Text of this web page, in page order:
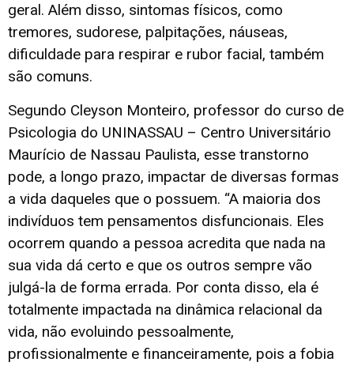
geral. Além disso, sintomas físicos, como
tremores, sudorese, palpitações, náuseas,
dificuldade para respirar e rubor facial, também
são comuns.
Segundo Cleyson Monteiro, professor do curso de
Psicologia do UNINASSAU – Centro Universitário
Maurício de Nassau Paulista, esse transtorno
pode, a longo prazo, impactar de diversas formas
a vida daqueles que o possuem. “A maioria dos
indivíduos tem pensamentos disfuncionais. Eles
ocorrem quando a pessoa acredita que nada na
sua vida dá certo e que os outros sempre vão
julgá-la de forma errada. Por conta disso, ela é
totalmente impactada na dinâmica relacional da
vida, não evoluindo pessoalmente,
profissionalmente e financeiramente, pois a fobia